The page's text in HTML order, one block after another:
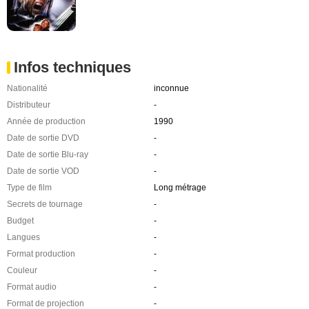
Infos techniques
Nationalité
inconnue
Distributeur
-
Année de production
1990
Date de sortie DVD
-
Date de sortie Blu-ray
-
Date de sortie VOD
-
Type de film
Long métrage
Secrets de tournage
-
Budget
-
Langues
-
Format production
-
Couleur
-
Format audio
-
Format de projection
-